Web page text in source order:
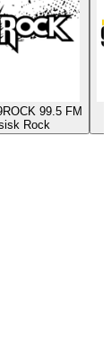
99.5 FM
Rock